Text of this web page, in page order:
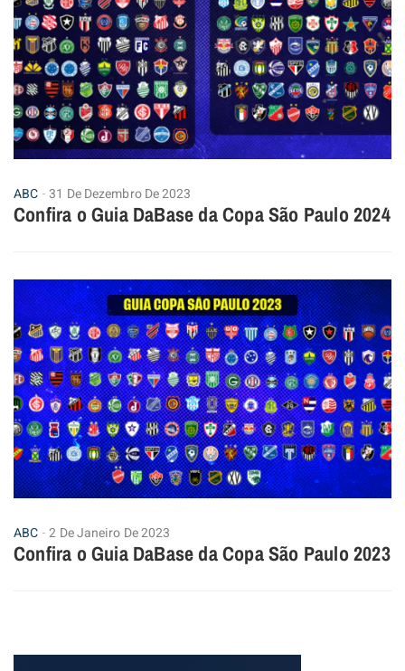
ABC 31 De Dezembro De 2023
Confira o Guia DaBase da Copa São Paulo 2024
ABC 2 De Janeiro De 2023
Confira o Guia DaBase da Copa São Paulo 2023